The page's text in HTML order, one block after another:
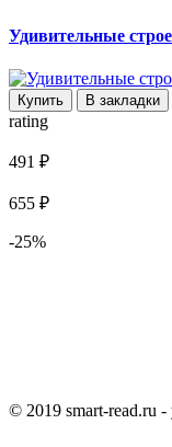
Удивительные
Купить В закладки
rating
491 ₽
655 ₽
-25%
© 2019 smart-read.ru